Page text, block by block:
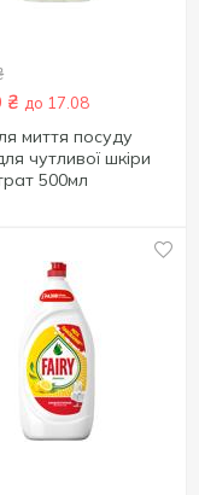
₴ до 17.08
миття посуду
чутливої шкіри
500мл